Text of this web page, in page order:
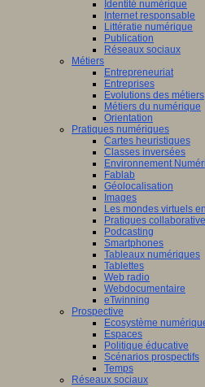
Identité numérique
Internet responsable
Littératie numérique
Publication
Réseaux sociaux
Métiers
Entrepreneuriat
Entreprises
Evolutions des métiers
Métiers du numérique
Orientation
Pratiques numériques
Cartes heuristiques
Classes inversées
Environnement
Fablab
Géolocalisation
Images
Les mondes virtuels
Pratiques
Podcasting
Smartphones
Tableaux numériques
Tablettes
Web radio
Webdocumentaire
eTwinning
Prospective
Ecosystème
Espaces
Politique éducative
Scénarios prospectifs
Temps
Réseaux sociaux